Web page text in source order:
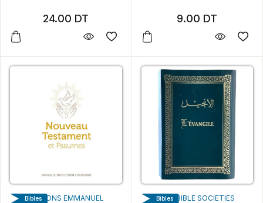
24.00 DT 9.00 DT
ÉDITIONS EMMANUEL
Bibles THE BIBLE SOCIETIES
Bibles